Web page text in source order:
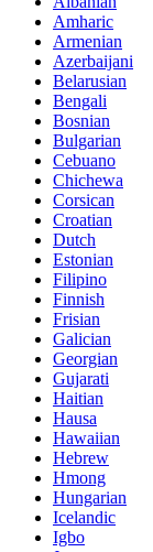
Amharic
Armenian
Azerbaijani
Belarusian
Bengali
Bosnian
Bulgarian
Cebuano
Chichewa
Corsican
Croatian
Dutch
Estonian
Filipino
Finnish
Frisian
Galician
Georgian
Gujarati
Haitian
Hausa
Hawaiian
Hebrew
Hmong
Hungarian
Icelandic
Igbo